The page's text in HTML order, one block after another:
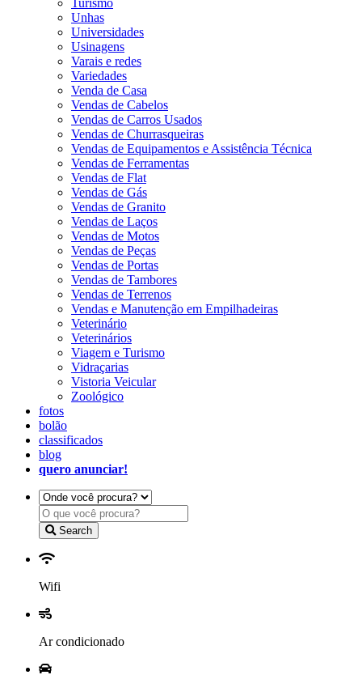
Turismo
Unhas
Universidades
Usinagens
Varais e redes
Variedades
Venda de Casa
Vendas de Cabelos
Vendas de Carros Usados
Vendas de Churrasqueiras
Vendas de Equipamentos e Assistência Técnica
Vendas de Ferramentas
Vendas de Flat
Vendas de Gás
Vendas de Granito
Vendas de Laços
Vendas de Motos
Vendas de Peças
Vendas de Portas
Vendas de Tambores
Vendas de Terrenos
Vendas e Manutenção em Empilhadeiras
Veterinário
Veterinários
Viagem e Turismo
Vidraçarias
Vistoria Veicular
Zoológico
fotos
bolão
classificados
blog
quero anunciar!
Search
Wifi
Ar condicionado